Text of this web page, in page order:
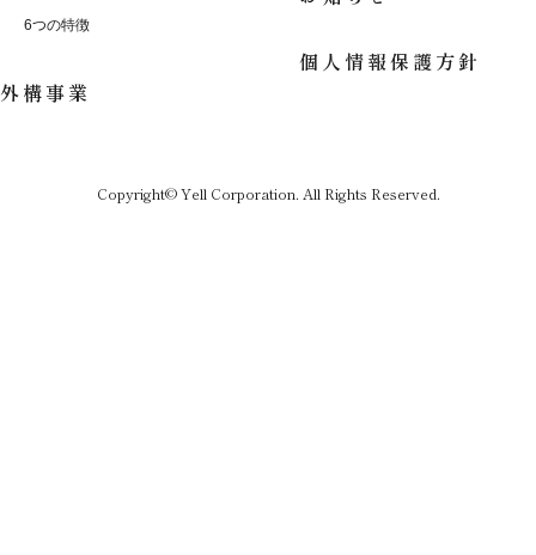
6つの特徴
外構事業
個人情報保護方針
Copyright© Yell Corporation. All Rights Reserved.